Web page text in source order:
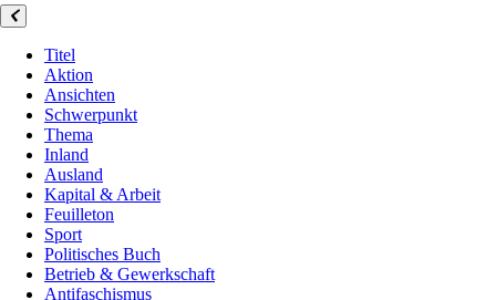
Titel
Aktion
Ansichten
Schwerpunkt
Thema
Inland
Ausland
Kapital & Arbeit
Feuilleton
Sport
Politisches Buch
Betrieb & Gewerkschaft
Antifaschismus